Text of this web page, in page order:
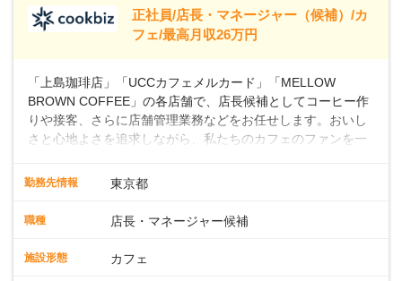
※試用期間なし
■店長職： ・西日本／月給26万7500円
万円＋賞与(年3回)・店長職：年収410万円／
正社員/店長・マネージャー（候補）/カ
フェ/最高月収26万円
「上島珈琲店」「UCCカフェメルカード」「MELLOW
BROWN COFFEE」の各店舗で、店長候補としてコーヒー作
りや接客、さらに店舗管理業務などをお任せします。おいし
さと心地よさを追求しながら、私たちのカフェのファンを一
の抽出や各種ドリンクの作成お客様のご案内、レジ対応軽食
タートも安心 ◎サポート体制充実コーヒーの知識から接客マ
から40代まで幅広い年齢層が活躍しており、チームワークも
勤務先情報 東京都
職種 店長・マネージャー候補
施設形態 カフェ